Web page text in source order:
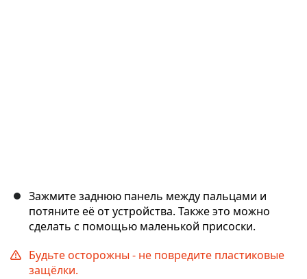
Зажмите заднюю панель между пальцами и
потяните её от устройства. Также это можно
сделать с помощью маленькой присоски.
Будьте осторожны - не повредите пластиковые
защёлки.